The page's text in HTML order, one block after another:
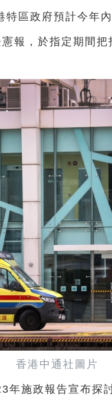
區政府預計今年
報，於指定期間
香港中通社圖片
年施政報告宣布探